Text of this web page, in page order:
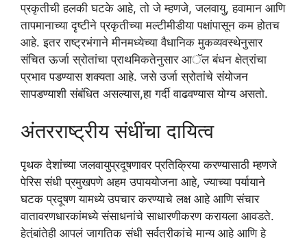
प्रकृतीची हलकी घटके आहे, तो जे म्हणजे, जलवायु, हवामान आणि
तापमानाच्या दृष्टीने प्रकृतीच्या मल्टीमीडीया पक्षांपासून कम होतच
आहे. इतर राष्ट्रभंगाने मीनमध्येच्‍या वैधानिक मुकव्यवस्थेनुसार
संचित ऊर्जा स्रोतांचा प्राथमिकतेनुसार आॅल बंधन क्षेत्रांचा
प्रभाव पडण्यास शक्यता आहे. जसे उर्जा स्रोतांचे संयोजन
सापडण्याशी संबंधित असल्यास,हा गर्दी वाढवण्यास योग्य असतो.
अंतरराष्ट्रीय संधींचा दायित्व
पृथक देशांच्या जलवायुप्रदूषणावर प्रतिक्रिया करण्यासाठी म्हणजे
पेरिस संधी प्रमुखपणे अहम उपाययोजना आहे, ज्याच्या पर्यायाने
घटक प्रदूषण यामध्ये उपचार करण्याचे लक्ष आहे आणि संचार
वातावरणधारकांमध्ये संसाधनांचे साधारणीकरण करायला आवडते.
हेतुंबांतेही आपलं जागतिक संधी सर्वत्रीकांचे मान्य आहे आणि हे